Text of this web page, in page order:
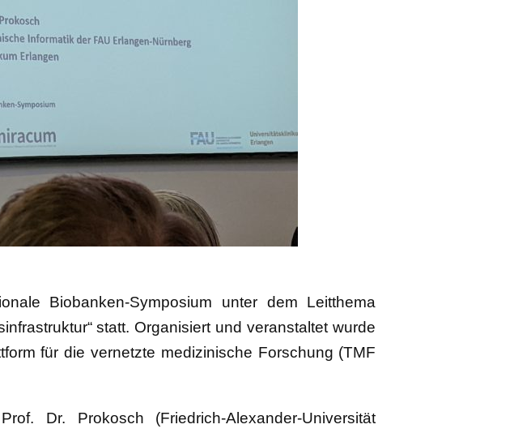
Biobanken-Symposium unter dem Leitthema
statt. Organisiert und veranstaltet wurde
für die vernetzte medizinische Forschung (TMF
Dr. Prokosch (Friedrich-Alexander-Universität